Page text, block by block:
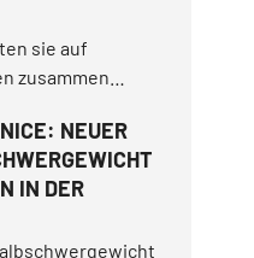
sie auf
zusammen
im Käfig
Vémola riss
Jahrhundert-
NEUER
IN DER